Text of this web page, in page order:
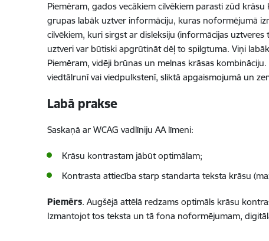
Piemēram, gados vecākiem cilvēkiem parasti zūd
grupas labāk uztver informāciju, kuras noformējumā
cilvēkiem, kuri sirgst ar disleksiju (informācijas
uztveri var būtiski apgrūtināt dēļ to spilgtuma. Viņi
Piemēram, vidēji brūnas un melnas krāsas
viedtālrunī vai viedpulkstenī, sliktā apgaismojumā un
Labā prakse
Saskaņā ar WCAG vadlīniju AA līmeni:
Krāsu kontrastam jābūt optimālam;
Kontrasta attiecība starp standarta teksta krāsu
Piemērs. Augšējā attēlā redzams optimāls krāsu
Izmantojot tos teksta un tā fona noformējumam,